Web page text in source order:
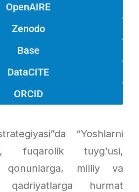
OpenAIRE
Zenodo
Base
DataCITE
ORCID
“Yoshlarni
fuqarolik tuyg‘usi,
qonunlarga, milliy va
qadriyatlarga hurmat